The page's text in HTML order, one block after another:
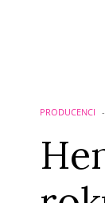
PRODUCENCI